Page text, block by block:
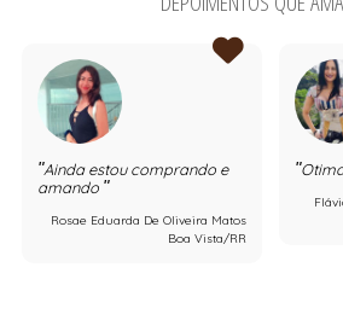
Ainda estou comprando e
amando
Rosae Eduarda De Oliveira Matos
Boa Vista/RR